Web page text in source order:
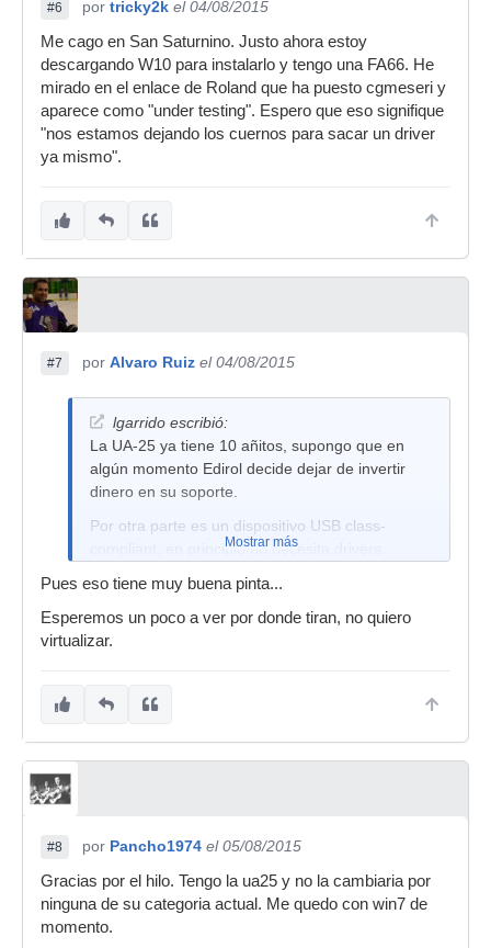
#6 por tricky2k el 04/08/2015
Me cago en San Saturnino. Justo ahora estoy
descargando W10 para instalarlo y tengo una FA66. He
mirado en el enlace de Roland que ha puesto cgmeseri y
aparece como "under testing". Espero que eso signifique
"nos estamos dejando los cuernos para sacar un driver
ya mismo".
#7 por Alvaro Ruiz el 04/08/2015
lgarrido escribió:
La UA-25 ya tiene 10 añitos, supongo que en
algún momento Edirol decide dejar de invertir
dinero en su soporte.
Por otra parte es un dispositivo USB class-
compliant, en principio no necesita drivers
sé si con los drivers de otro dispositivo class-
compliant se podría llegar a hacer funcionar en
Windows 10.
genéricos class-compliant sin problemas, así que
tenía que tener el software libre, además de ser
también va a portarse a Windows 10,
http://www.thesycon.de/eng/usb_audiodriver.shtml
Vuelvo a editar: parece que ese driver es para
Mostrar más
Pues eso tiene muy buena pinta...
Esperemos un poco a ver por donde tiran, no quiero
virtualizar.
#8 por Pancho1974 el 05/08/2015
Gracias por el hilo. Tengo la ua25 y no la cambiaria por
ninguna de su categoria actual. Me quedo con win7 de
momento.